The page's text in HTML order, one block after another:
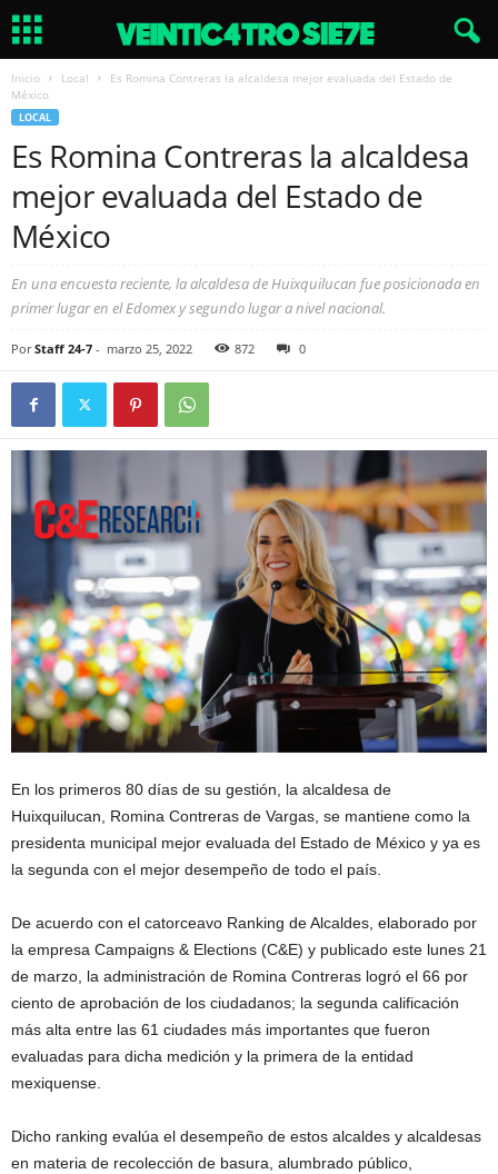
Inicio Local
Es Romina Contreras la alcaldesa mejor evaluada del Estado de
México
LOCAL
Es Romina Contreras la alcaldesa
mejor evaluada del Estado de
México
En una encuesta reciente, la alcaldesa de Huixquilucan fue posicionada en
primer lugar en el Edomex y segundo lugar a nivel nacional.
Por Staff 24-7 - marzo 25, 2022 872 0
En los primeros 80 días de su gestión, la alcaldesa de
Huixquilucan, Romina Contreras de Vargas, se mantiene como la
presidenta municipal mejor evaluada del Estado de México y ya es
la segunda con el mejor desempeño de todo el país.
De acuerdo con el catorceavo Ranking de Alcaldes, elaborado por
la empresa Campaigns & Elections (C&E) y publicado este lunes 21
de marzo, la administración de Romina Contreras logró el 66 por
ciento de aprobación de los ciudadanos; la segunda calificación
más alta entre las 61 ciudades más importantes que fueron
evaluadas para dicha medición y la primera de la entidad
mexiquense.
Dicho ranking evalúa el desempeño de estos alcaldes y alcaldesas
en materia de recolección de basura, alumbrado público,